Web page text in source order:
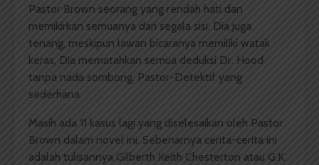
Pastor Brown seorang yang rendah hati dan
memikirkan semuanya dari segala sisi. Dia juga
tenang, meskipun lawan bicaranya memiliki watak
keras, Dia mematahkan semua deduksi Dr. Hood
tanpa nada sombong. Pastor-Detektif yang
sederhana.
Masih ada 11 kasus lagi yang diselesaikan oleh Pastor
Brown dalam novel ini. Sebenarnya cerita-cerita ini
adalah tulisannya Gilberth Keith Chesterton atau G.K.